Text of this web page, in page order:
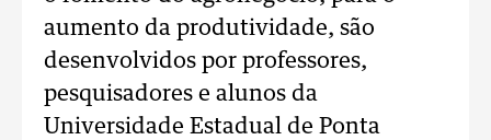
aumento da produtividade, são
desenvolvidos por professores,
pesquisadores e alunos da
Universidade Estadual de Ponta